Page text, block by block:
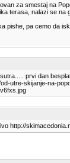
za smestaj na
terasa, nalazi se na
pishe, pa cemo da
prvi dan
utre-skijanje-na-
http://